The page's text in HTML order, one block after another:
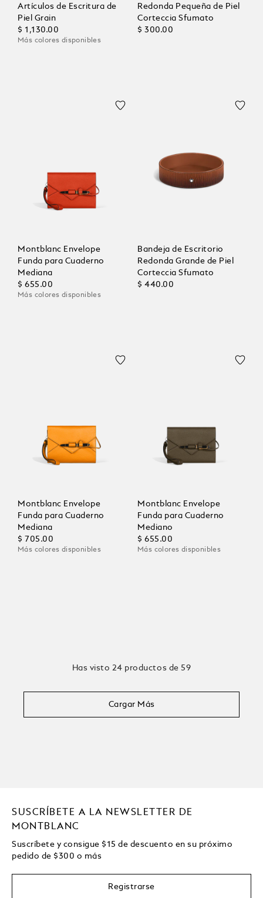
Artículos de Escritura de
Piel Grain
$ 1,130.00
Más colores disponibles
Redonda Pequeña de Piel
Corteccia Sfumato
$ 300.00
Montblanc Envelope
Funda para Cuaderno
Mediana
$ 655.00
Más colores disponibles
Bandeja de Escritorio
Redonda Grande de Piel
Corteccia Sfumato
$ 440.00
Montblanc Envelope
Funda para Cuaderno
Mediana
$ 705.00
Más colores disponibles
Montblanc Envelope
Funda para Cuaderno
Mediano
$ 655.00
Más colores disponibles
Has visto 24 productos de 59
Cargar Más
SUSCRÍBETE A LA NEWSLETTER DE
MONTBLANC
Suscríbete y consigue $15 de descuento en su próximo
pedido de $300 o más
Registrarse